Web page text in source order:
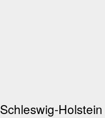
Schleswig-